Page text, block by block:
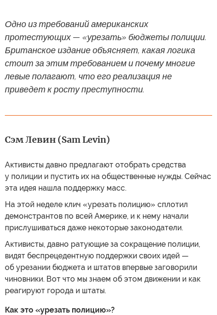
Одно из требований американских
протестующих — «урезать» бюджеты полиции.
Британское издание объясняет, какая логика
стоит за этим требованием и почему многие
левые полагают, что его реализация не
приведет к росту преступности.
Сэм Левин (Sam Levin)
Активисты давно предлагают отобрать средства
у полиции и пустить их на общественные нужды. Сейчас
эта идея нашла поддержку масс.
На этой неделе клич «урезать полицию» сплотил
демонстрантов по всей Америке, и к нему начали
прислушиваться даже некоторые законодатели.
Активисты, давно ратующие за сокращение полиции,
видят беспрецедентную поддержки своих идей —
об урезании бюджета и штатов впервые заговорили
чиновники. Вот что мы знаем об этом движении и как
реагируют города и штаты.
Как это «урезать полицию»?